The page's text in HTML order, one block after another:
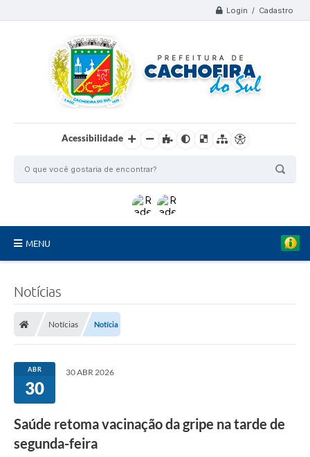
Login / Cadastro
Acessibilidade
MENU
Conselhos Municipais
Serviços on-line
Notícias
Notícias Notícia
ABR
30
30 ABR 2026
Saúde retoma vacinação da gripe na tarde de
segunda-feira